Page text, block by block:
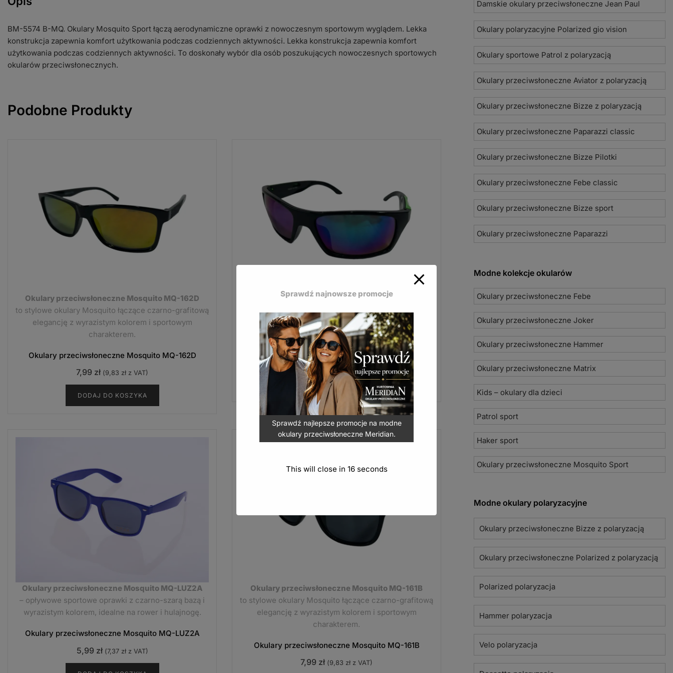
BM-5574 B-MQ. Okulary Mosquito Sport łączą aerodynamiczne oprawki z nowoczesnym sportowym wyglądem. Lekka
konstrukcja zapewnia komfort użytkowania podczas codziennych aktywności. Lekka konstrukcja zapewnia komfort
użytkowania podczas codziennych aktywności. To doskonały wybór dla osób poszukujących nowoczesnych sportowych
okularów przeciwsłonecznych.
Podobne Produkty
Okulary przeciwsłoneczne Mosquito MQ-162D
to stylowe okulary Mosquito łączące czarno-grafitową
elegancję z wyrazistym kolorem i sportowym
charakterem.
Okulary przeciwsłoneczne Mosquito MQ-162D
7,99 zł (9,83 zł z VAT)
DODAJ DO KOSZYKA
Okulary przeciwsłoneczne Mosquito MQ-163B
wyrazistym kolorem, idealne na rower i hulajnogę.
Okulary przeciwsłoneczne Mosquito MQ-163B
7,99zł (9,83 zł z VAT)
DODAJ DO KOSZYKA
Okulary przeciwsłoneczne Mosquito MQ-LUZ2A
– opływowe sportowe oprawki z czarno-szarą bazą i
wyrazistym kolorem, idealne na rower i hulajnogę.
Okulary przeciwsłoneczne Mosquito MQ-LUZ2A
5,99 zł (7,37 złz VAT)
Okulary przeciwsłoneczne Mosquito MQ-161B
to stylowe okulary Mosquito łączące czarno-grafitową
elegancję z wyrazistym kolorem i sportowym
charakterem.
Okulary przeciwsłoneczne Mosquito MQ-161B
7,99 zł (9,83 zł z VAT)
Damskie okulary przeciwsłoneczne Jean Paul
Okulary polaryzacyjne Polarized gio vision
Okulary sportowe Patrol z polaryzacją
Okulary przeciwsłoneczne Aviator z polaryzacją
Okulary przeciwsłoneczne Bizze z polaryzacją
Okulary przeciwsłoneczne Paparazzi classic
Okulary przeciwsłoneczne Bizze Pilotki
Okulary przeciwsłoneczne Febe classic
Okulary przeciwsłoneczne Bizze sport
Okulary przeciwsłoneczne Paparazzi
Modne kolekcje okularów
Okulary przeciwsłoneczne Febe
Okulary przeciwsłoneczne Joker
Okulary przeciwsłoneczne Hammer
Okulary przeciwsłoneczne Matrix
Kids – okulary dla dzieci
Patrol sport
Haker sport
Okulary przeciwsłoneczne Mosquito Sport
Modne okulary polaryzacyjne
Okulary przeciwsłoneczne Bizze z polaryzacją
Okulary przeciwsłoneczne Polarized z polaryzacją
Polarized polaryzacja
Hammer polaryzacja
Velo polaryzacja
Sprawdź najnowsze promocje
Sprawdź najlepsze promocje na modne
okulary przeciwsłoneczne Meridian.
This will close in 15seconds